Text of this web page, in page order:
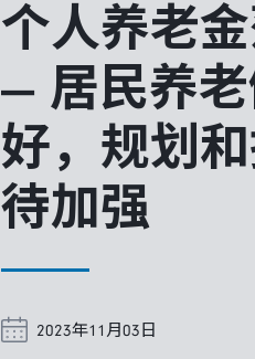
个人养老
— 居民养
好，规划
待加强
2023年11月03日